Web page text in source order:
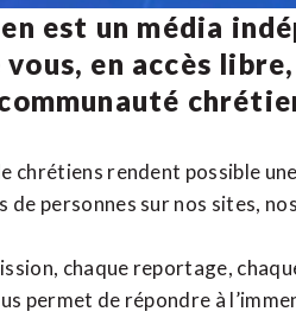
est un média
en accès
chrétiens rendent possible
personnes sur nos sites,
chaque reportage,
permet de répondre à